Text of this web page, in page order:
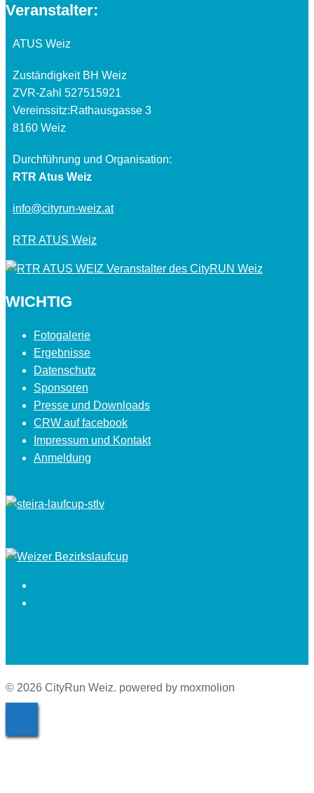
Veranstalter:
ATUS Weiz
Zuständigkeit BH Weiz
ZVR-Zahl 527515921
Vereinssitz:Rathausgasse 3
8160 Weiz
Durchführung und Organisation:
RTR Atus Weiz
info@cityrun-weiz.at
RTR ATUS Weiz
WICHTIG
Fotogalerie
Ergebnisse
Datenschutz
Sponsoren
Presse und Downloads
CRW auf facebook
Impressum und Kontakt
Anmeldung
© 2026 CityRun Weiz. powered by moxmolion